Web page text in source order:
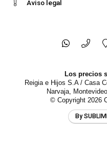
Aviso legal
Los precios
Reigia e Hijos S.A / Casa
Narvaja,
© Copyright 2026
By